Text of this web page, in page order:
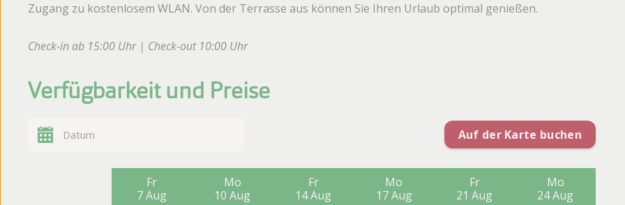
Zugang zu kostenlosem WLAN. Von der Terrasse aus können Sie Ihren Urlaub optimal genießen.
Check-in ab 15:00 Uhr | Check-out 10:00 Uhr
Verfügbarkeit und Preise
Auf der Karte buchen
Fr
7 Aug
Mo
10 Aug
Fr
14 Aug
Mo
17 Aug
Fr
21 Aug
Mo
24 Aug